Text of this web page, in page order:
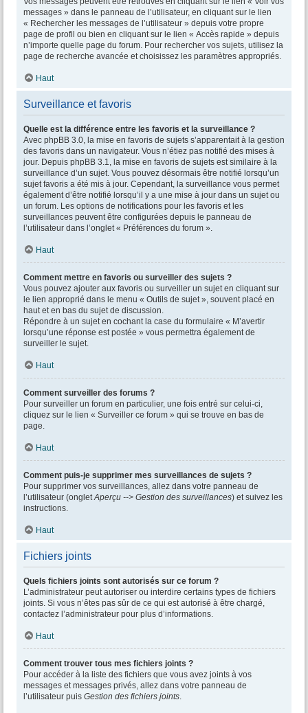
messages » dans le panneau de l’utilisateur, en cliquant sur le lien
« Rechercher les messages de l’utilisateur » depuis votre propre
page de profil ou bien en cliquant sur le lien « Accès rapide » depuis
n’importe quelle page du forum. Pour rechercher vos sujets, utilisez la
page de recherche avancée et choisissez les paramètres appropriés.
Haut
Surveillance et favoris
Quelle est la différence entre les favoris et la surveillance ?
Avec phpBB 3.0, la mise en favoris de sujets s’apparentait à la gestion
des favoris dans un navigateur. Vous n’étiez pas notifié des mises à
jour. Depuis phpBB 3.1, la mise en favoris de sujets est similaire à la
surveillance d’un sujet. Vous pouvez désormais être notifié lorsqu’un
sujet favoris a été mis à jour. Cependant, la surveillance vous permet
également d’être notifié lorsqu’il y a une mise à jour dans un sujet ou
un forum. Les options de notifications pour les favoris et les
surveillances peuvent être configurées depuis le panneau de
l’utilisateur dans l’onglet « Préférences du forum ».
Haut
Comment mettre en favoris ou surveiller des sujets ?
Vous pouvez ajouter aux favoris ou surveiller un sujet en cliquant sur
le lien approprié dans le menu « Outils de sujet », souvent placé en
haut et en bas du sujet de discussion.
Répondre à un sujet en cochant la case du formulaire « M’avertir
lorsqu’une réponse est postée » vous permettra également de
surveiller le sujet.
Haut
Comment surveiller des forums ?
Pour surveiller un forum en particulier, une fois entré sur celui-ci,
cliquez sur le lien « Surveiller ce forum » qui se trouve en bas de
page.
Haut
Comment puis-je supprimer mes surveillances de sujets ?
Pour supprimer vos surveillances, allez dans votre panneau de
l’utilisateur (ongletAperçu --> Gestion des surveillances) et suivez les
instructions.
Haut
Fichiers joints
Quels fichiers joints sont autorisés sur ce forum ?
L’administrateur peut autoriser ou interdire certains types de fichiers
joints. Si vous n’êtes pas sûr de ce qui est autorisé à être chargé,
contactez l’administrateur pour plus d’informations.
Haut
Comment trouver tous mes fichiers joints ?
Pour accéder à la liste des fichiers que vous avez joints à vos
messages et messages privés, allez dans votre panneau de
l’utilisateur puis Gestion des fichiers joints.